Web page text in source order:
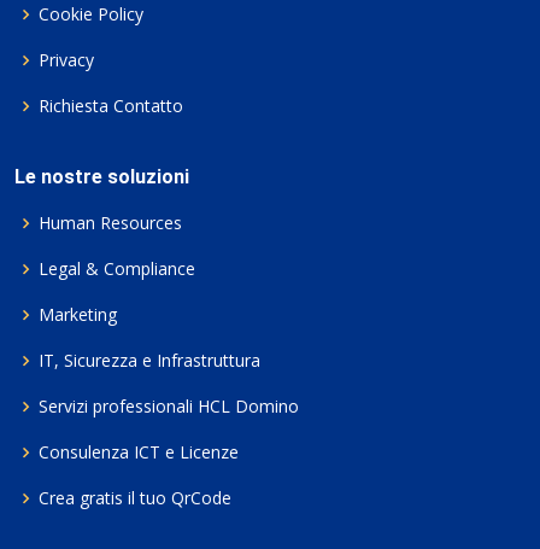
Cookie Policy
Privacy
Richiesta Contatto
Le nostre soluzioni
Human Resources
Legal & Compliance
Marketing
IT, Sicurezza e Infrastruttura
Servizi professionali HCL Domino
Consulenza ICT e Licenze
Crea gratis il tuo QrCode